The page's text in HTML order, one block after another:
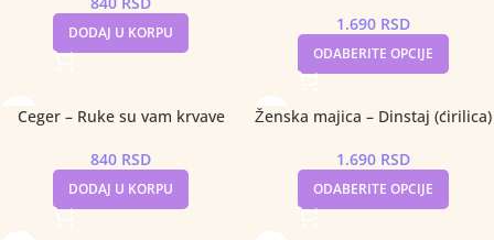
DODAJ U KORPU 1.690 RSD
ODABERITE OPCIJE
Ceger – Ruke su vam krvave
840 RSD
DODAJ U KORPU
Ženska majica – Dinstaj (ćirilica)
1.690 RSD
ODABERITE OPCIJE